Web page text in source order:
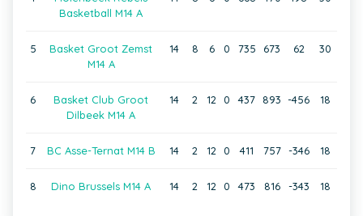
Basketball M14 A
5
Basket Groot Zemst
M14 A
14 8 6 0 735 673 62 30
6
Basket Club Groot
Dilbeek M14 A
14 2 12 0 437 893 -456 18
7 BC Asse-Ternat M14 B 14 2 12 0 411 757 -346 18
8 Dino Brussels M14 A 14 2 12 0 473 816 -343 18